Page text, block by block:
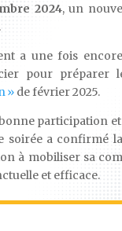
2024, un
a une fois
pour préparer
»de février 2025.
participation
soirée a confirmé
à mobiliser sa
et efficace.